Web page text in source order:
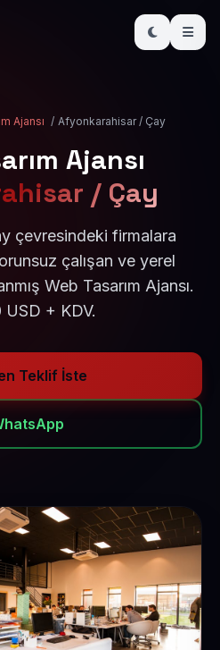
Ajansı / Afyonkarahisar / Çay
Ajansı
/ Çay
çevresindeki firmalara
çalışan ve yerel
Web Tasarım Ajansı.
USD + KDV.
Teklif İste